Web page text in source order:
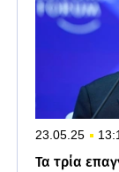
23.05.25
Τα τρία